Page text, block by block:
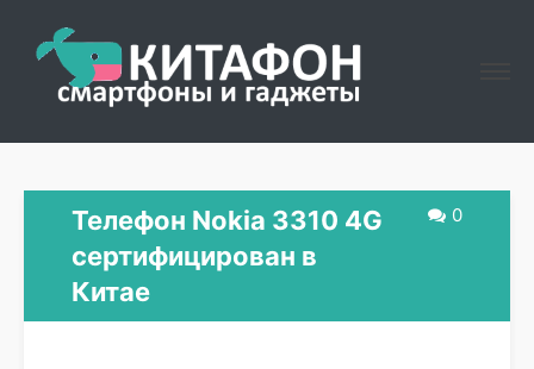
0
Телефон Nokia 3310 4G
сертифицирован в
Китае